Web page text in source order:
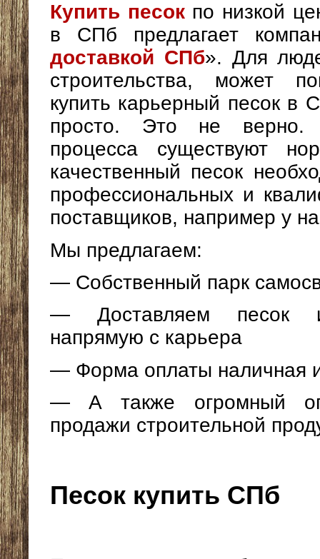
Купить песокпо низкой
в СПб предлагает
доставкой СПб». Для
строительства, может
купить карьерный песок в
просто. Это не верно.
процесса существуют
качественный песок
профессиональных и
поставщиков, например у
Мы предлагаем:
— Собственный парк
— Доставляем песок
напрямую с карьера
— Форма оплаты наличная
— А также огромный
продажи строительной
Песок купить СПб